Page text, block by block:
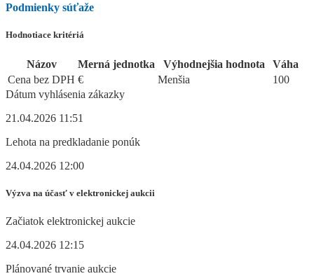
Podmienky súťaže
Hodnotiace kritériá
Názov Merná jednotka Výhodnejšia hodnota
Váha
Cena bez DPH € Menšia
100
Dátum vyhlásenia zákazky
21.04.2026 11:51
Lehota na predkladanie ponúk
24.04.2026 12:00
Výzva na účasť v elektronickej aukcii
Začiatok elektronickej aukcie
24.04.2026 12:15
Plánované trvanie aukcie